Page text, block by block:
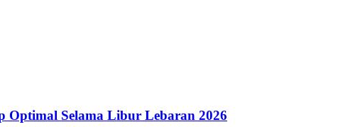
Optimal Selama Libur Lebaran 2026